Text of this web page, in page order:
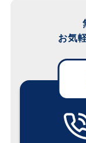
お気